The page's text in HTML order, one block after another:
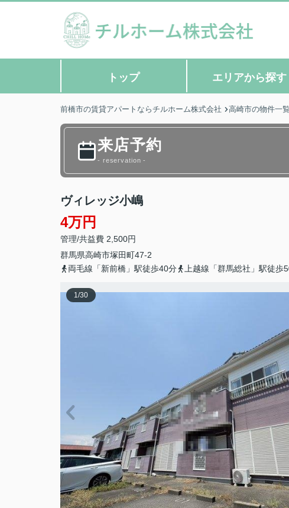
トップ エリアから探す
前橋市の賃貸アパートならチルホーム株式会社 高崎市の物件一覧
来店予約
- reservation -
ヴィレッジ小嶋
4万円
管理/共益費 2,500円
群馬県高崎市塚田町47-2
両毛線「新前橋」駅徒歩40分
上越線「群馬総社」駅徒歩
1/30